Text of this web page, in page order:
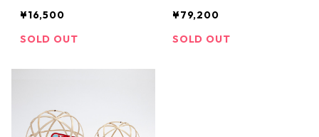
¥16,500
SOLD OUT
¥79,200
SOLD OUT